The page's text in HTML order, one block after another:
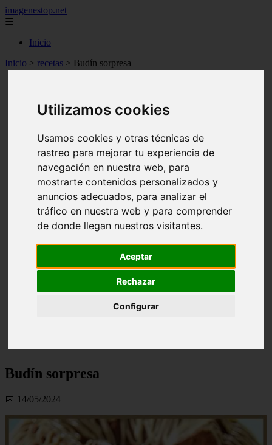
Utilizamos cookies
Usamos cookies y otras técnicas de
rastreo para mejorar tu experiencia de
navegación en nuestra web, para
mostrarte contenidos personalizados y
anuncios adecuados, para analizar el
tráfico en nuestra web y para comprender
de donde llegan nuestros visitantes.
Aceptar
Rechazar
Configurar
imagenestop.net
☰
Inicio
Inicio > recetas > Budín sorpresa
Budín sorpresa
📅 14/05/2024